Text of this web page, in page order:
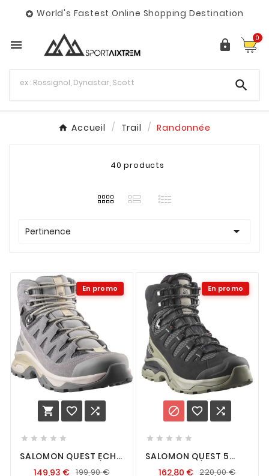
 World's Fastest Online Shopping Destination
  0

Accueil Trail Randonnée
40 products
Pertinence 
En promo
  
    
SALOMON QUEST ECHO
149,93€ 199,90€
En promo
  
    
SALOMON QUEST 5
162,80€ 220,00€